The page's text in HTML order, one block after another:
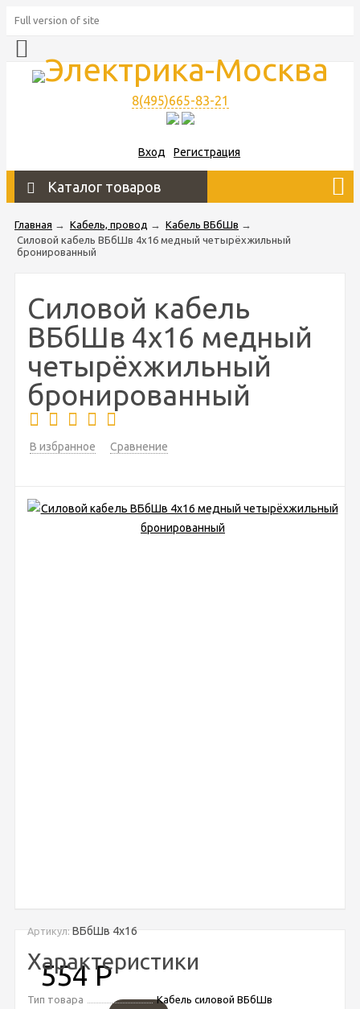
Full version of site
8(495)665-83-21
Вход Регистрация
Каталог товаров
Главная → Кабель, провод → Кабель ВБбШв →
Силовой кабель ВБбШв 4х16 медный четырёхжильный
бронированный
Силовой кабель
ВБбШв 4х16 медный
четырёхжильный
бронированный
В избранное Сравнение
Артикул: ВБбШв 4х16
554Р
Характеристики
Тип товара
Кабель силовой ВБбШв